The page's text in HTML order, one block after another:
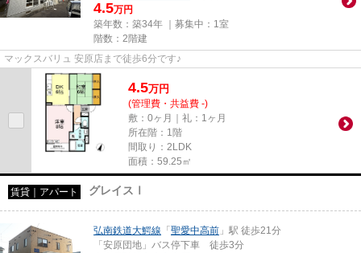
4.5万円
築年数：築34年 ｜募集中： 1室
階数：2階建
マックスバリュ 安原店まで徒歩6分です♪
4.5万円
(管理費・共益費 -)
敷：0ヶ月｜礼：1ヶ月
所在階：1階
間取り：2LDK
面積：59.25㎡
賃貸｜アパート グレイスⅠ
弘南鉄道大鰐線 「 聖愛中高前 」駅 徒歩21分
「安原団地」バス停下車 徒歩3分